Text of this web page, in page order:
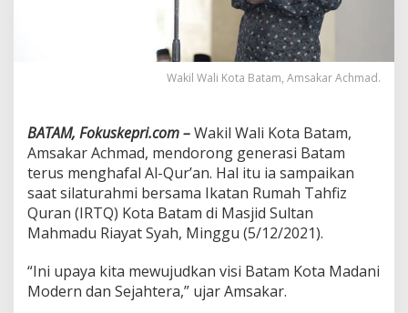
b
a
G
e
n
e
r
a
i
P
Wakil Wali Kota Batam, Amsakar Achmad.
BATAM, Fokuskepri.com –Wakil Wali Kota Batam,
Amsakar Achmad, mendorong generasi Batam
terus menghafal Al-Qur’an. Hal itu ia sampaikan
saat silaturahmi bersama Ikatan Rumah Tahfiz
Quran (IRTQ) Kota Batam di Masjid Sultan
Mahmadu Riayat Syah, Minggu (5/12/2021).
“Ini upaya kita mewujudkan visi Batam Kota Madani
Modern dan Sejahtera,” ujar Amsakar.